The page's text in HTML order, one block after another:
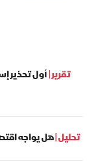
تقرير |أول تحذير
تحليل |هل يواجه